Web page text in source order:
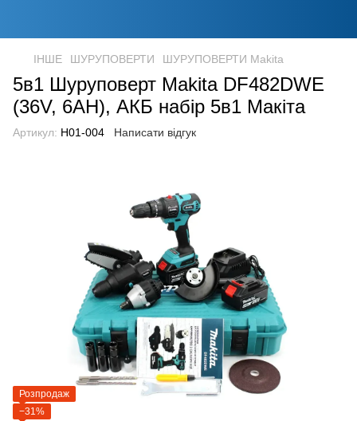
ІНШЕ ШУРУПОВЕРТИ ШУРУПОВЕРТИ Makita
5в1 Шуруповерт Makita DF482DWE
(36V, 6AH), АКБ набір 5в1 Макіта
Артикул: Н01-004 Написати відгук
Розпродаж
−31%